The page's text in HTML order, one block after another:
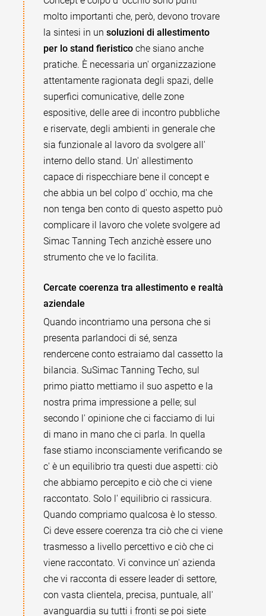
molto importanti che, però, devono trovare
la sintesi in unsoluzioni di allestimento
per lo stand fieristico che siano anche
pratiche. È necessaria un' organizzazione
attentamente ragionata degli spazi, delle
superfici comunicative, delle zone
espositive, delle aree di incontro pubbliche
e riservate, degli ambienti in generale che
sia funzionale al lavoro da svolgere all'
interno dello stand. Un' allestimento
capace di rispecchiare bene il concept e
che abbia un bel colpo d' occhio, ma che
non tenga ben conto di questo aspetto può
complicare il lavoro che volete svolgere ad
Simac Tanning Tech anzichè essere uno
strumento che ve lo facilita.
Cercate coerenza tra allestimento e realtà
aziendale
Quando incontriamo una persona che si
presenta parlandoci di sé, senza
rendercene conto estraiamo dal cassetto la
bilancia. SuSimac Tanning Techo, sul
primo piatto mettiamo il suo aspetto e la
nostra prima impressione a pelle; sul
secondo l' opinione che ci facciamo di lui
di mano in mano che ci parla. In quella
fase stiamo inconsciamente verificando se
c' è un equilibrio tra questi due aspetti: ciò
che abbiamo percepito e ciò che ci viene
raccontato. Solo l' equilibrio ci rassicura.
Quando compriamo qualcosa è lo stesso.
Ci deve essere coerenza tra ciò che ci viene
trasmesso a livello percettivo e ciò che ci
viene raccontato. Vi convince un' azienda
che vi racconta di essere leader di settore,
con vasta clientela, precisa, puntuale, all'
avanguardia su tutti i fronti se poi siete